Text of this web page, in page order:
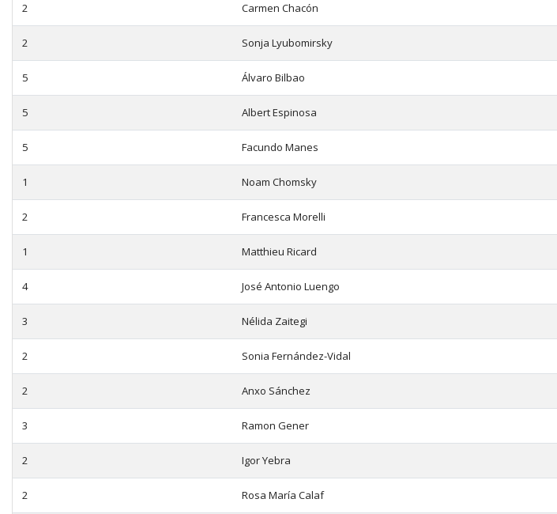
2 Carmen Chacón
2 Sonja Lyubomirsky
5 Álvaro Bilbao
5 Albert Espinosa
5 Facundo Manes
1 Noam Chomsky
2 Francesca Morelli
1 Matthieu Ricard
4 José Antonio Luengo
3 Nélida Zaitegi
2 Sonia Fernández-Vidal
2 Anxo Sánchez
3 Ramon Gener
2 Igor Yebra
2 Rosa María Calaf